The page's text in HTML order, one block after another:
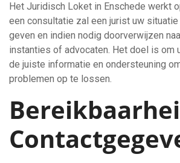
Het Juridisch Loket in Enschede werkt
een consultatie zal een jurist uw
geven en indien nodig doorverwijzen
instanties of advocaten. Het doel is om
de juiste informatie en ondersteuning
problemen op te lossen.